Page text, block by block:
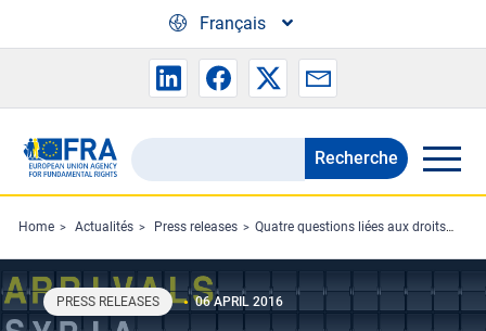
Français
Search
the
FRA
website
Recherche
Home Actualités Press releases Quatre questions liées aux droits fondamentaux à prendre en compte dans une liste commune de l'Union des pays d’origine sûrs
PRESS RELEASES 06 APRIL 2016